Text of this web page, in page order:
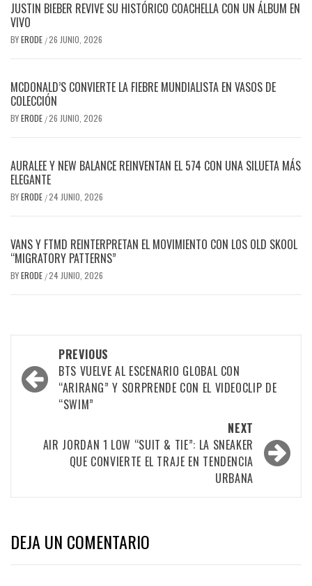
JUSTIN BIEBER REVIVE SU HISTÓRICO COACHELLA CON UN ÁLBUM EN
VIVO
BYERODE /26 JUNIO, 2026
MCDONALD’S CONVIERTE LA FIEBRE MUNDIALISTA EN VASOS DE
COLECCIÓN
BYERODE /26 JUNIO, 2026
AURALEE Y NEW BALANCE REINVENTAN EL 574 CON UNA SILUETA MÁS
ELEGANTE
BYERODE /24 JUNIO, 2026
VANS Y FTMD REINTERPRETAN EL MOVIMIENTO CON LOS OLD SKOOL
“MIGRATORY PATTERNS”
BYERODE /24 JUNIO, 2026
PREVIOUS
BTS VUELVE AL ESCENARIO GLOBAL CON
“ARIRANG” Y SORPRENDE CON EL VIDEOCLIP DE
“SWIM”
NEXT
AIR JORDAN 1 LOW “SUIT & TIE”: LA SNEAKER
QUE CONVIERTE EL TRAJE EN TENDENCIA
URBANA
DEJA UN COMENTARIO